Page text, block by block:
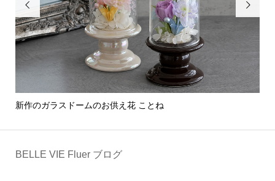

新作のガラスドームのお供え花 ことね

BELLE VIE Fluer ブログ